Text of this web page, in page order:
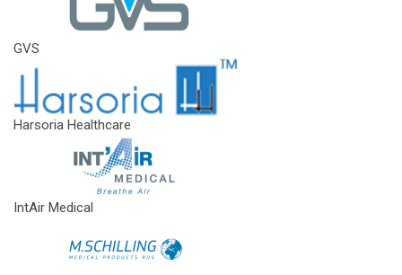
GVS
Harsoria Healthcare
IntAir Medical